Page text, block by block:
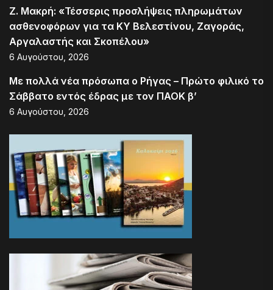
Ζ. Μακρή: «Τέσσερις προσλήψεις πληρωμάτων
ασθενοφόρων για τα ΚΥ Βελεστίνου, Ζαγοράς,
Αργαλαστής και Σκοπέλου»
6 Αυγούστου, 2026
Με πολλά νέα πρόσωπα ο Ρήγας – Πρώτο φιλικό το
Σάββατο εντός έδρας με τον ΠΑΟΚ β’
6 Αυγούστου, 2026